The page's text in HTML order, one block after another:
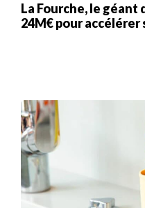
La Fourche, le géant
24M€ pour accélérer